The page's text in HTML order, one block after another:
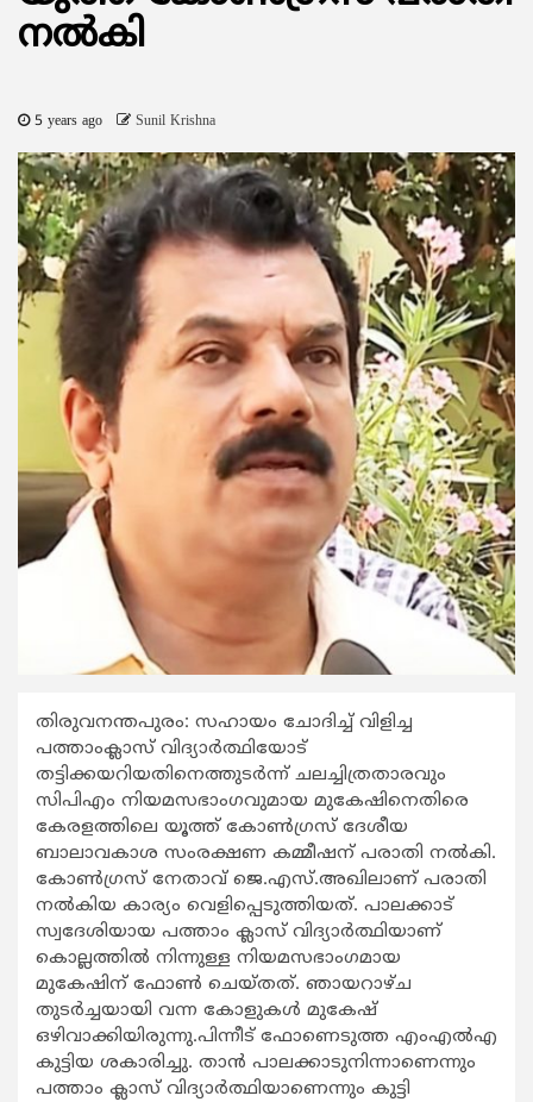
നല്‍കി
5 years ago Sunil Krishna
തിരുവനന്തപുരം: സഹായം ചോദിച്ച് വിളിച്ച
പത്താംക്ലാസ് വിദ്യാര്‍ത്ഥിയോട്
തട്ടിക്കയറിയതിനെത്തുടര്‍ന്ന് ചലച്ചിത്രതാരവും
സിപിഎം നിയമസഭാംഗവുമായ മുകേഷിനെതിരെ
കേരളത്തിലെ യൂത്ത് കോണ്‍ഗ്രസ് ദേശീയ
ബാലാവകാശ സംരക്ഷണ കമ്മീഷന് പരാതി നല്‍കി.
കോണ്‍ഗ്രസ് നേതാവ് ജെ.എസ്.അഖിലാണ് പരാതി
നല്‍കിയ കാര്യം വെളിപ്പെടുത്തിയത്. പാലക്കാട്
സ്വദേശിയായ പത്താം ക്ലാസ് വിദ്യാര്‍ത്ഥിയാണ്
കൊല്ലത്തില്‍ നിന്നുള്ള നിയമസഭാംഗമായ
മുകേഷിന് ഫോണ്‍ ചെയ്തത്. ഞായറാഴ്ച
തുടര്‍ച്ചയായി വന്ന കോളുകള്‍ മുകേഷ്
ഒഴിവാക്കിയിരുന്നു.പിന്നീട് ഫോണെടുത്ത എംഎല്‍എ
കുട്ടിയ ശകാരിച്ചു. താന്‍ പാലക്കാടുനിന്നാണെന്നും
പത്താം ക്ലാസ് വിദ്യാര്‍ത്ഥിയാണെന്നും കുട്ടി